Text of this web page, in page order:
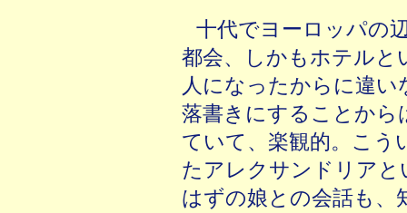
十代でヨーロッパの
都会、しかもホテルと
人になったからに違
落書きにすることから
ていて、楽観的。こう
たアレクサンドリア
はずの娘との会話も、